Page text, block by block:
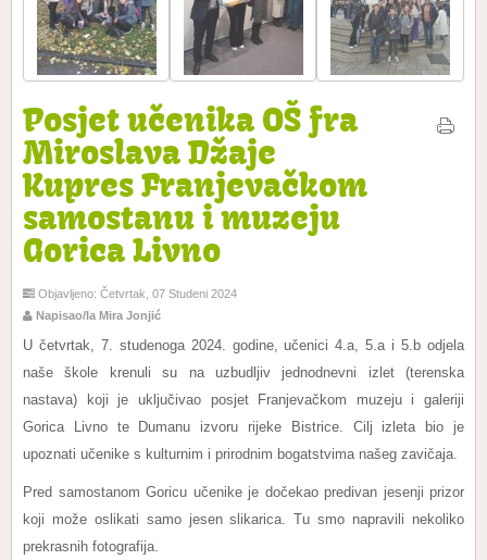
Posjet učenika OŠ fra
Miroslava Džaje
Kupres Franjevačkom
samostanu i muzeju
Gorica Livno
Objavljeno: Četvrtak, 07 Studeni 2024
Napisao/la Mira Jonjić
U četvrtak, 7. studenoga 2024. godine, učenici 4.a, 5.a i 5.b odjela
naše škole krenuli su na uzbudljiv jednodnevni izlet (terenska
nastava) koji je uključivao posjet Franjevačkom muzeju i galeriji
Gorica Livno te Dumanu izvoru rijeke Bistrice. Cilj izleta bio je
upoznati učenike s kulturnim i prirodnim bogatstvima našeg zavičaja.
Pred samostanom Goricu učenike je dočekao predivan jesenji prizor
koji može oslikati samo jesen slikarica. Tu smo napravili nekoliko
prekrasnih fotografija.